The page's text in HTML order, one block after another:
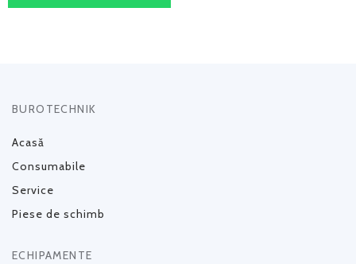
BUROTECHNIK
Acasă
Consumabile
Service
Piese de schimb
ECHIPAMENTE